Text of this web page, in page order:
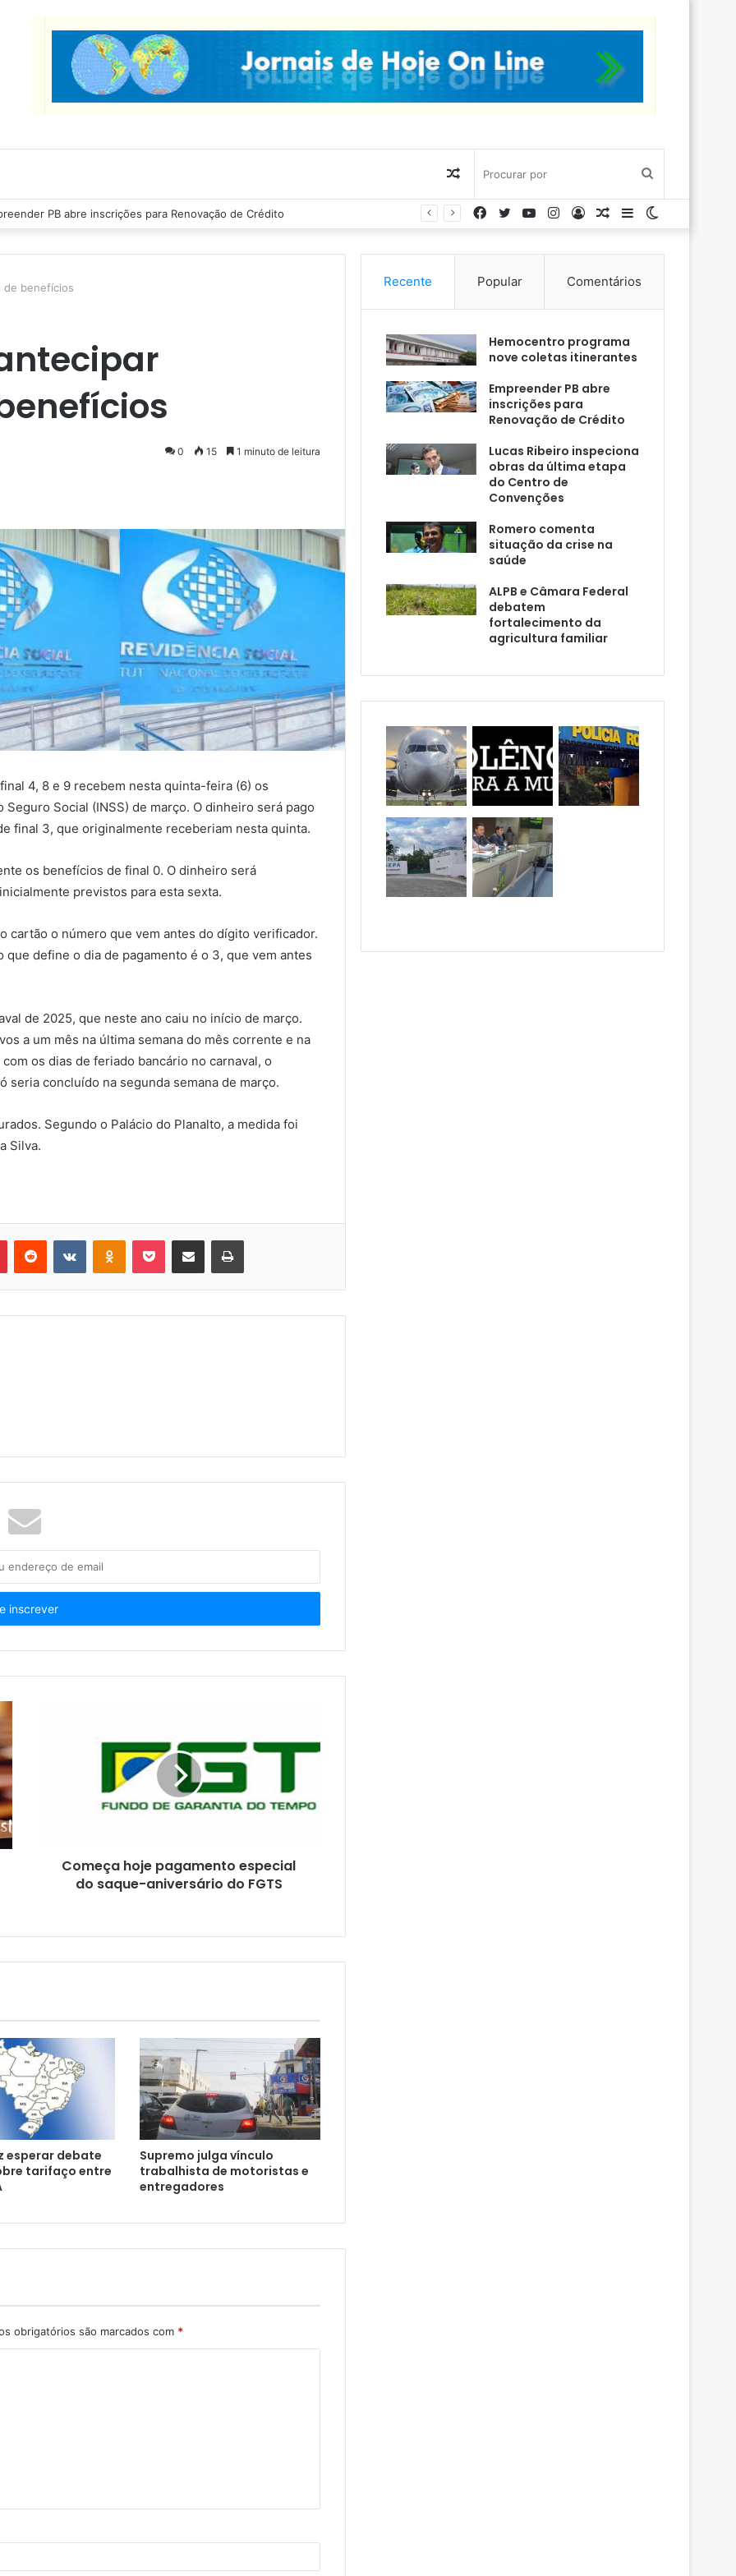
por
Artigo
aleatório
Ribeiro inspeciona obras da última etapa do Centro de Convenções
Barra
Artigo
Entrar
Instagram
YouTube
Twitter
Facebook
de benefícios
0 15 1 minuto de leitura
4, 8 e 9 recebem nesta quinta-feira (6) os
Social (INSS) de março. O dinheiro será pago
final 3, que originalmente receberiam nesta quinta.
os benefícios de final 0. O dinheiro será
previstos para esta sexta.
cartão o número que vem antes do dígito verificador.
define o dia de pagamento é o 3, que vem antes
de 2025, que neste ano caiu no início de março.
a um mês na última semana do mês corrente e na
os dias de feriado bancário no carnaval, o
concluído na segunda semana de março.
Segundo o Palácio do Planalto, a medida foi
Silva.
Começa hoje pagamento especial
do saque-aniversário do FGTS
esperar debate
tarifaço entre
Supremo julga vínculo
trabalhista de motoristas e
entregadores
obrigatórios são marcados com *
Recente Popular Comentários
Hemocentro programa
nove coletas itinerantes
Empreender PB abre
inscrições para
Renovação de Crédito
Lucas Ribeiro inspeciona
obras da última etapa
do Centro de
Convenções
Romero comenta
situação da crise na
saúde
ALPB e Câmara Federal
debatem
fortalecimento da
agricultura familiar